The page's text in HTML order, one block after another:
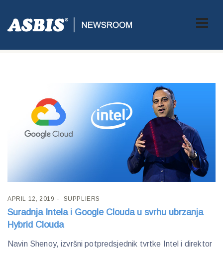
Tag:Google
APRIL 12, 2019 SUPPLIERS
Suradnja Intela i Google Clouda u svrhu ubrzanja
Hybrid Clouda
Navin Shenoy, izvršni potpredsjednik tvrtke Intel i direktor